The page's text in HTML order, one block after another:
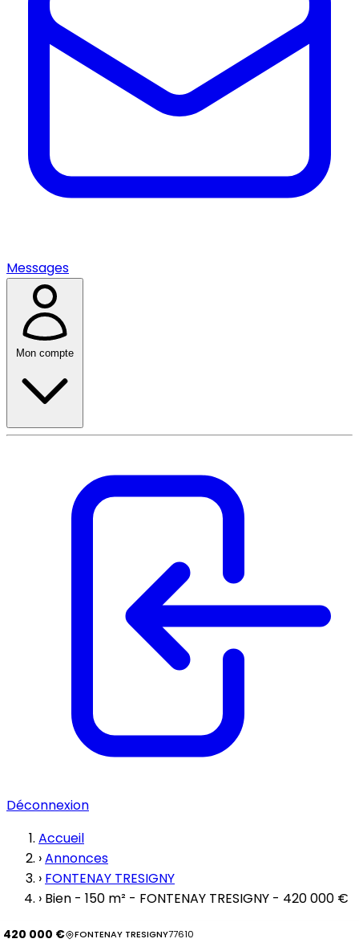
Messages
Mon compte
Déconnexion
Accueil
›Annonces
› FONTENAY TRESIGNY
› Bien - 150 m² - FONTENAY TRESIGNY - 420 000 €
420 000 € FONTENAY TRESIGNY77610